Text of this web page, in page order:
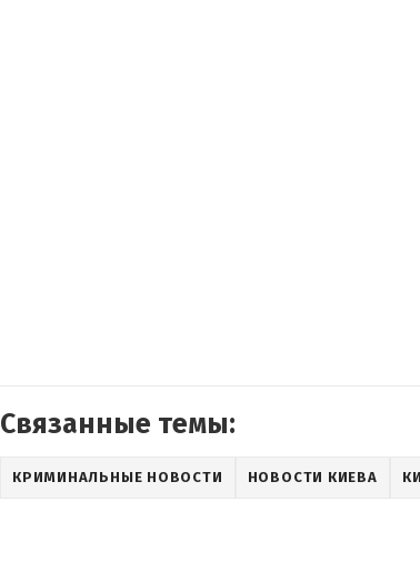
Связанные темы:
КРИМИНАЛЬНЫЕ НОВОСТИ НОВОСТИ КИЕВА